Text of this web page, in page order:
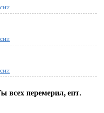
всех перемерил, епт.